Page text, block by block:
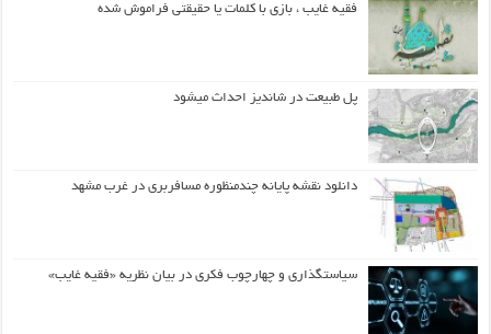
فقیه غایب ، بازی با کلمات یا حقیقتی فراموش شده
پل طبیعت در شاندیز احداث میشود
دانلود نقشه پایانه چندمنظوره مسافربری در غرب مشهد
سیاستگذاری و چهارچوب فکری در بیان نظریه «فقیه غایب»